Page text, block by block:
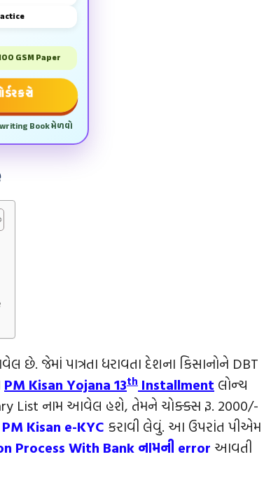
GSM Paper
કરો
Book મેળવો
છે. જેમાં પાત્રતા ધરાવતા દેશના કિસાનોને DBT
PM Kisan Yojana 13th Installment લોન્‍ચ
List નામ આવેલ હશે, તેમને ચોક્ક્સ રૂ. 2000/-
PM Kisan e-KYC કરાવી લેવું. આ ઉપરાંત પીએમ
Process With Bank નામની error આવતી